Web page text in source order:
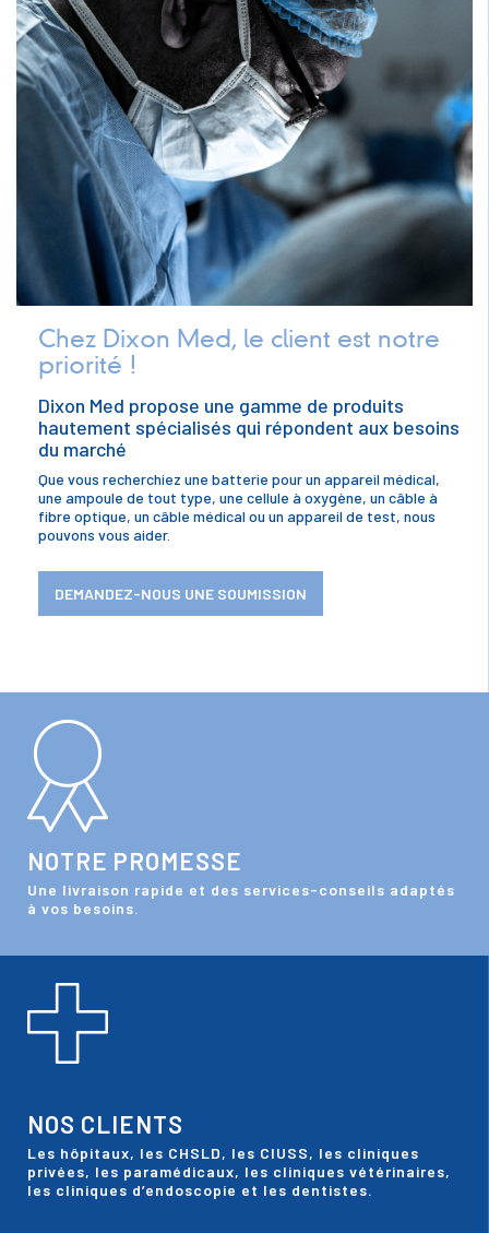
Chez Dixon Med, le client est notre
priorité !
Dixon Med propose une gamme de produits
hautement spécialisés qui répondent aux besoins
du marché
Que vous recherchiez une batterie pour un appareil médical,
une ampoule de tout type, une cellule à oxygène, un câble à
fibre optique, un câble médical ou un appareil de test, nous
pouvons vous aider.
DEMANDEZ-NOUS UNE SOUMISSION
NOTRE PROMESSE
Une livraison rapide et des services-conseils adaptés
à vos besoins.
NOS CLIENTS
Les hôpitaux, les CHSLD, les CIUSS, les cliniques
privées, les paramédicaux, les cliniques vétérinaires,
les cliniques d’endoscopie et les dentistes.